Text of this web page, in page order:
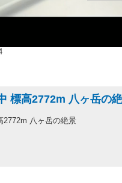
標高2772m 八ヶ岳の
2772m 八ヶ岳の絶景